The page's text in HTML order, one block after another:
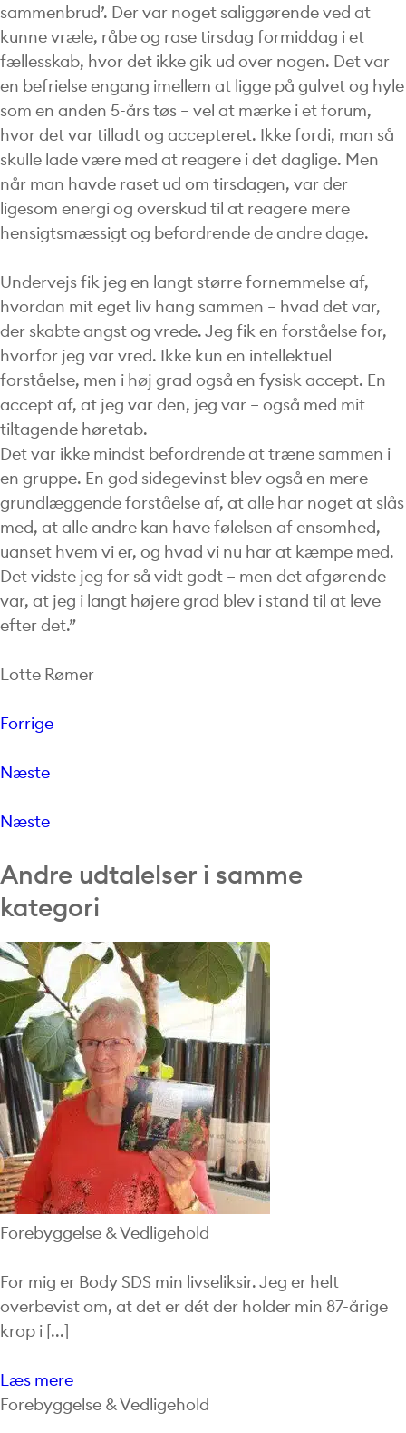
sammenbrud’. Der var noget saliggørende ved at
kunne vræle, råbe og rase tirsdag formiddag i et
fællesskab, hvor det ikke gik ud over nogen. Det var
en befrielse engang imellem at ligge på gulvet og hyle
som en anden 5-års tøs – vel at mærke i et forum,
hvor det var tilladt og accepteret. Ikke fordi, man så
skulle lade være med at reagere i det daglige. Men
når man havde raset ud om tirsdagen, var der
ligesom energi og overskud til at reagere mere
hensigtsmæssigt og befordrende de andre dage.
Undervejs fik jeg en langt større fornemmelse af,
hvordan mit eget liv hang sammen – hvad det var,
der skabte angst og vrede. Jeg fik en forståelse for,
hvorfor jeg var vred. Ikke kun en intellektuel
forståelse, men i høj grad også en fysisk accept. En
accept af, at jeg var den, jeg var – også med mit
tiltagende høretab.
Det var ikke mindst befordrende at træne sammen i
en gruppe. En god sidegevinst blev også en mere
grundlæggende forståelse af, at alle har noget at slås
med, at alle andre kan have følelsen af ensomhed,
uanset hvem vi er, og hvad vi nu har at kæmpe med.
Det vidste jeg for så vidt godt – men det afgørende
var, at jeg i langt højere grad blev i stand til at leve
efter det.”
Lotte Rømer
Forrige
Næste
Næste
Andre udtalelser i samme
kategori
Forebyggelse & Vedligehold
For mig er Body SDS min livseliksir. Jeg er helt
overbevist om, at det er dét der holder min 87-årige
krop i [...]
Læs mere
Forebyggelse & Vedligehold